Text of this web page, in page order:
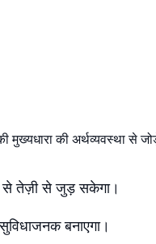
मुख्यधारा की अर्थव्यवस्था से
से तेज़ी से जुड़ सकेगा।
बनाएगा।